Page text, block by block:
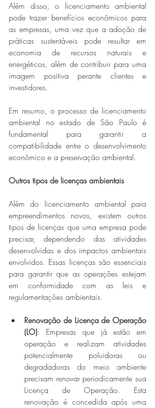
Além disso, o licenciamento ambiental
pode trazer benefícios econômicos para
as empresas, uma vez que a adoção de
práticas sustentáveis pode resultar em
economia de recursos naturais e
energéticos, além de contribuir para uma
imagem positiva perante clientes e
investidores.
Em resumo, o processo de licenciamento
ambiental no estado de São Paulo é
fundamental para garantir a
compatibilidade entre o desenvolvimento
econômico e a preservação ambiental.
Outros tipos de licenças ambientais
Além do licenciamento ambiental para
empreendimentos novos, existem outros
tipos de licenças que uma empresa pode
precisar, dependendo das atividades
desenvolvidas e dos impactos ambientais
envolvidos. Essas licenças são essenciais
para garantir que as operações estejam
em conformidade com as leis e
regulamentações ambientais.
Renovação de Licença de Operação
(LO): Empresas que já estão em
operação e realizam atividades
potencialmente poluidoras ou
degradadoras do meio ambiente
precisam renovar periodicamente sua
Licença de Operação. Esta
renovação é concedida após uma